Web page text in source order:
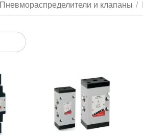
Пневмораспределители и клапаны /